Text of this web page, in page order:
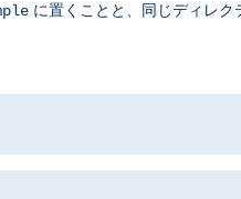
に置くことと、同じディレ